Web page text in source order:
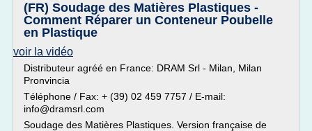
(FR) Soudage des Matières Plastiques -
Comment Réparer un Conteneur Poubelle
en Plastique
voir la vidéo
Distributeur agréé en France: DRAM Srl - Milan, Milan
Pronvincia
Téléphone / Fax: + (39) 02 459 7757 / E-mail:
info@dramsrl.com
Soudage des Matières Plastiques. Version française de